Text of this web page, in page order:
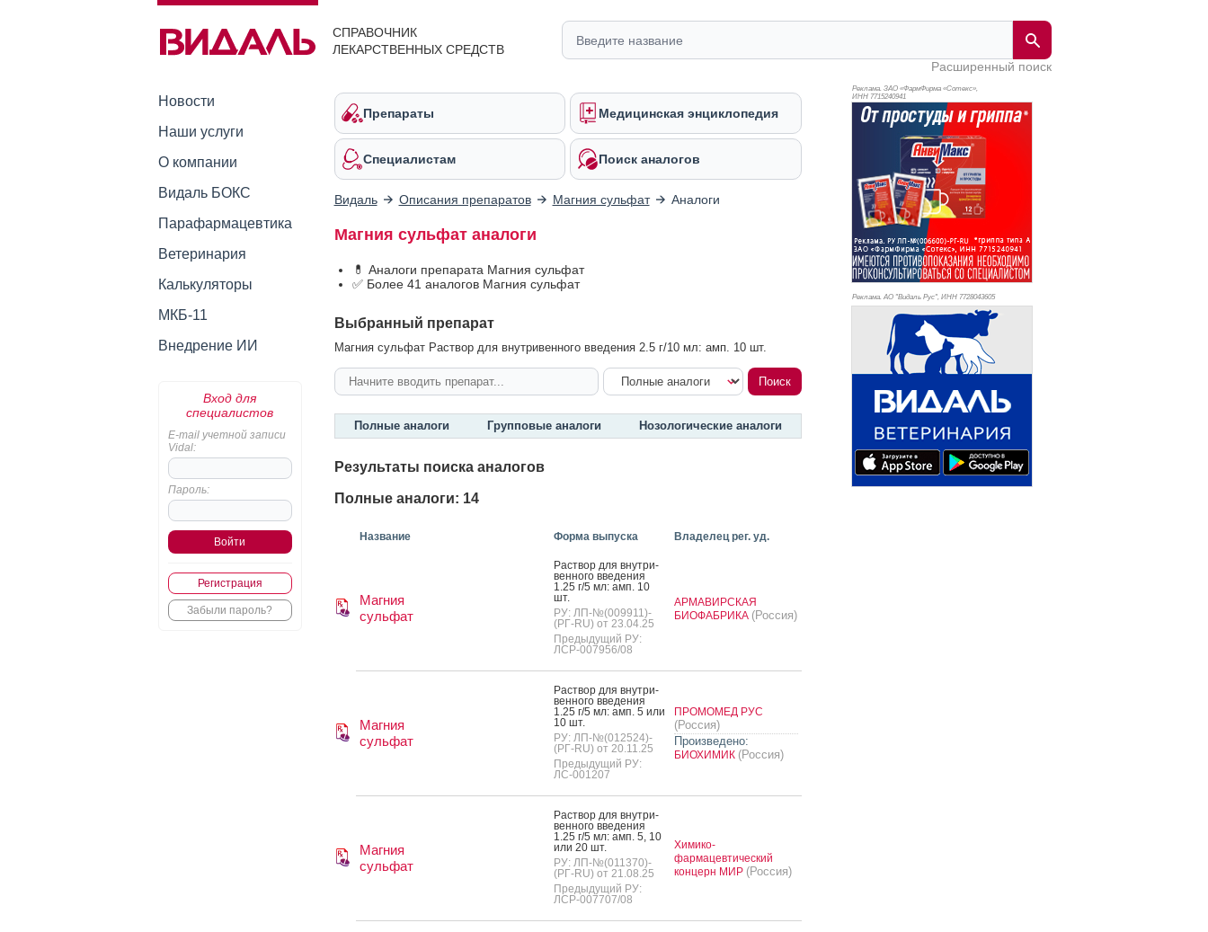
СПРАВОЧНИК
ЛЕКАРСТВЕННЫХ СРЕДСТВ
Расширенный поиск
Новости
Наши услуги
О компании
Видаль БОКС
Парафармацевтика
Ветеринария
Калькуляторы
МКБ-11
Внедрение ИИ
Вход для
специалистов
E-mail учетной записи
Vidal:
Пароль:
Регистрация
Забыли пароль?
Препараты Медицинская энциклопедия
Специалистам Поиск аналогов
Видаль Описания препаратов Магния сульфат Аналоги
Магния сульфат аналоги
💊 Аналоги препарата Магния сульфат
✅ Более 41 аналогов Магния сульфат
Выбранный препарат
Магния сульфат Раствор для внутривенного введения 2.5 г/10 мл: амп. 10 шт.
Полные аналоги Групповые аналоги Нозологические аналоги
Результаты поиска аналогов
Полные аналоги: 14
Название Форма выпуска Владелец рег. уд.
Магния
сульфат
Рас­твор для внут­ри­
вен­но­го вве­дения
1.25 г/5 мл: амп. 10
шт.
РУ: ЛП-№(009911)-
(РГ-RU) от 23.04.25
Предыдущий РУ:
ЛСР-007956/08
АРМАВИРСКАЯ
БИОФАБРИКА (Россия)
Магния
сульфат
Рас­твор для внут­ри­
вен­но­го вве­дения
1.25 г/5 мл: амп. 5 или
10 шт.
РУ: ЛП-№(012524)-
(РГ-RU) от 20.11.25
Предыдущий РУ:
ЛС-001207
ПРОМОМЕД РУС
(Россия)
Произведено:
БИОХИМИК (Россия)
Магния
сульфат
Рас­твор для внут­ри­
вен­но­го вве­дения
1.25 г/5 мл: амп. 5, 10
или 20 шт.
РУ: ЛП-№(011370)-
(РГ-RU) от 21.08.25
Предыдущий РУ:
ЛСР-007707/08
Химико-
фармацевтический
концерн МИР (Россия)
Реклама. ЗАО «ФармФирма «Сотекс»,
ИНН 7715240941
Реклама. АО "Видаль Рус", ИНН 7728043605